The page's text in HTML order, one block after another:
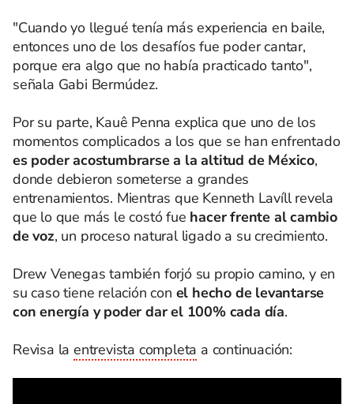
"Cuando yo llegué tenía más experiencia en baile,
entonces uno de los desafíos fue poder cantar,
porque era algo que no había practicado tanto",
señala Gabi Bermúdez.
Por su parte, Kauê Penna explica que uno de los
momentos complicados a los que se han enfrentado
es poder acostumbrarse a la altitud de México,
donde debieron someterse a grandes
entrenamientos. Mientras que Kenneth Lavíll revela
que lo que más le costó fue hacer frente al cambio
de voz, un proceso natural ligado a su crecimiento.
Drew Venegas también forjó su propio camino, y en
su caso tiene relación con el hecho de levantarse
con energía y poder dar el 100% cada día.
Revisa la entrevista completa a continuación: